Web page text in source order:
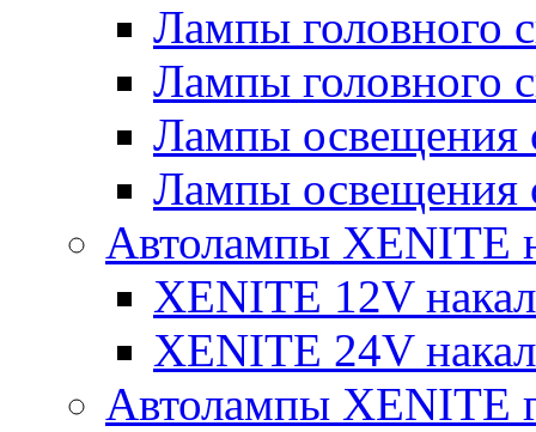
Лампы головного
Лампы головного
Лампы освещения
Лампы освещения
Автолампы XENITE
XENITE 12V
XENITE 24V
Автолампы XENITE